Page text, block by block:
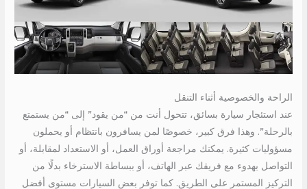
الراحة والخصوصية أثناء التنقل
عند استئجار سيارة بسائق، تتحول أنت من “من يقود” إلى “من يستمتع
بالرحلة”. وهذا فرق كبير، خصوصًا لمن يسافرون بانتظام أو يحملون
مسؤوليات كثيرة. يمكنك مراجعة أوراق العمل، أو الاستعداد لمقابلة، أو
التواصل بهدوء مع فريقك عبر الهاتف، أو ببساطة الاسترخاء بدلًا من
التركيز المستمر على الطريق. كما توفر بعض السيارات مستوى أفضل